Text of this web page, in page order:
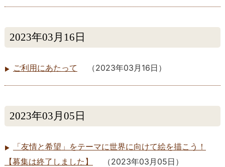
2023年03月16日
ご利用にあたって （2023年03月16日 ）
2023年03月05日
「友情と希望」をテーマに世界に向けて絵を描こう！
【募集は終了しました】
（2023年03月05日 ）